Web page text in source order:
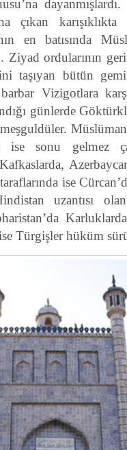
çıkan
en batısında
Ziyad ordularının
taşıyan bütün
Vizigotlara
günlerde
ise sonu gelmez
ise
uzantısı
Türgişler hüküm